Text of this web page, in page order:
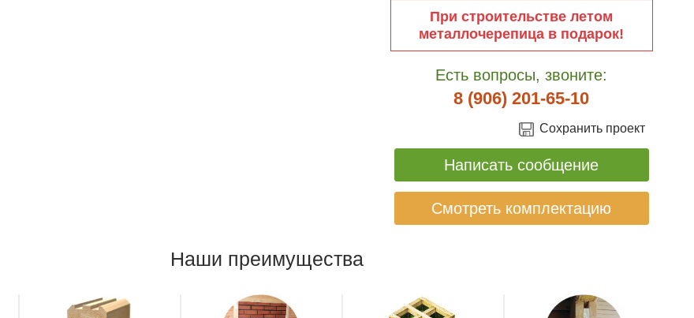
При строительстве летом
металлочерепица в подарок!
Есть вопросы, звоните:
8 (906) 201-65-10
Сохранить проект
Написать сообщение
Смотреть комплектацию
Наши преимущества